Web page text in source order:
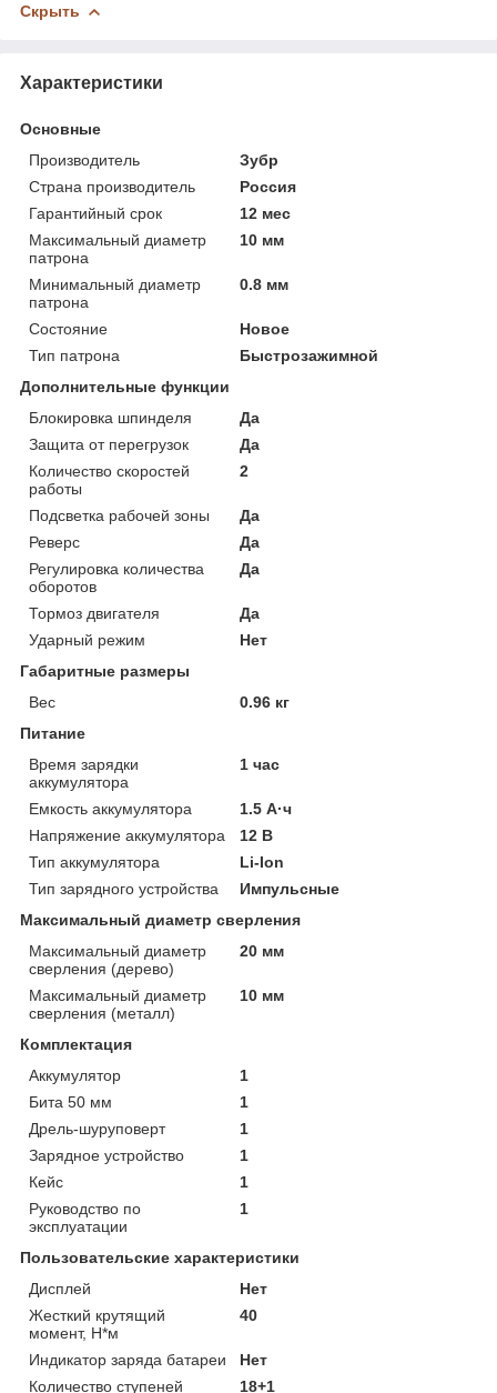
Скрыть
Характеристики
Основные
Производитель
Зубр
Страна производитель
Россия
Гарантийный срок
12 мес
Максимальный диаметр
патрона
10 мм
Минимальный диаметр
патрона
0.8 мм
Состояние
Новое
Тип патрона
Быстрозажимной
Дополнительные функции
Блокировка шпинделя
Да
Защита от перегрузок
Да
Количество скоростей
работы
2
Подсветка рабочей зоны
Да
Реверс
Да
Регулировка количества
оборотов
Да
Тормоз двигателя
Да
Ударный режим
Нет
Габаритные размеры
Вес
0.96 кг
Питание
Время зарядки
аккумулятора
1 час
Емкость аккумулятора
1.5 А·ч
Напряжение аккумулятора
12 В
Тип аккумулятора
Li-Ion
Тип зарядного устройства
Импульсные
Максимальный диаметр сверления
Максимальный диаметр
сверления (дерево)
20 мм
Максимальный диаметр
сверления (металл)
10 мм
Комплектация
Аккумулятор
1
Бита 50 мм
1
Дрель-шуруповерт
1
Зарядное устройство
1
Кейс
1
Руководство по
эксплуатации
1
Пользовательские характеристики
Дисплей
Нет
Жесткий крутящий
момент, Н*м
40
Индикатор заряда батареи
Нет
Количество ступеней
18+1